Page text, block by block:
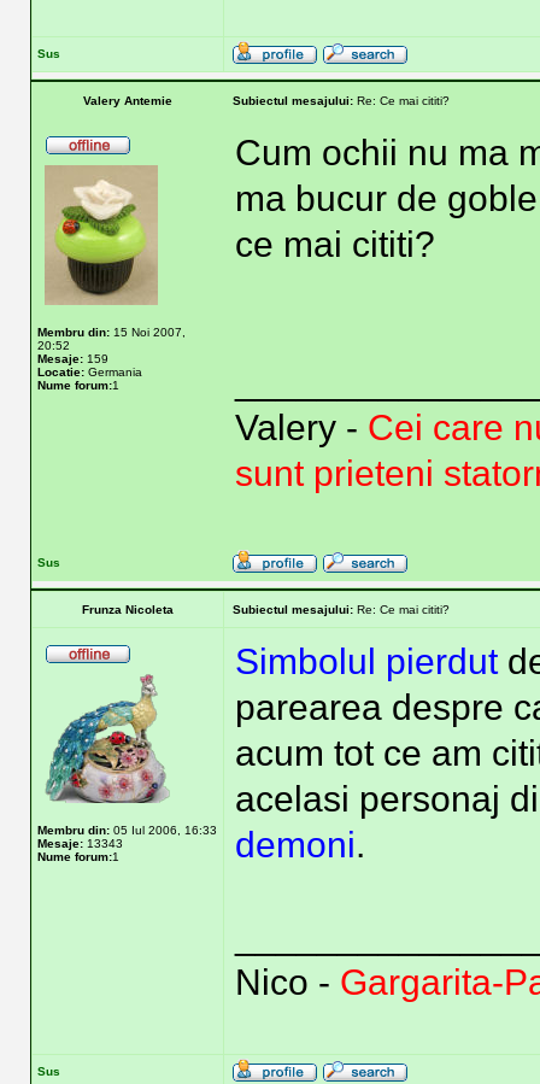
Sus
Valery Antemie Subiectul mesajului: Re: Ce mai cititi?
Membru din: 15 Noi 2007,
20:52
Mesaje: 159
Locatie: Germania
Nume forum:1
Cum ochii nu ma
ma bucur de
ce mai cititi?
Valery - Cei care
sunt prieteni
Sus
Frunza Nicoleta Subiectul mesajului: Re: Ce mai cititi?
Membru din: 05 Iul 2006, 16:33
Mesaje: 13343
Nume forum:1
Simbolul pierdut
parearea despre
acum tot ce am
acelasi personaj
demoni.
Nico - Gargarita-
Sus